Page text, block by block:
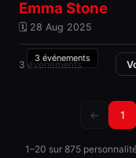
3 événements
Emma Stone
🗓 28 Aug 2025
3 événements
← 1
1–20 sur 875